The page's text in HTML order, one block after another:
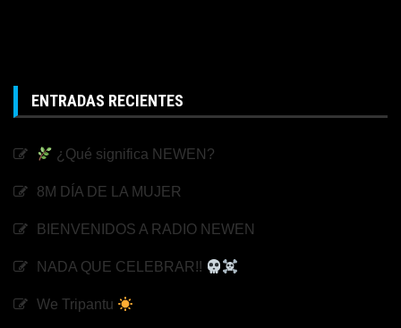
ENTRADAS RECIENTES
¿Qué significa NEWEN?
8M DÍA DE LA MUJER
BIENVENIDOS A RADIO NEWEN
NADA QUE CELEBRAR!!
We Tripantu